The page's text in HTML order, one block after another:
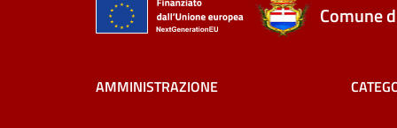
Comune
AMMINISTRAZIONE